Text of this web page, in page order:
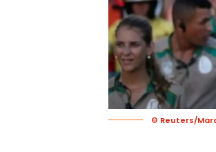
© Reuters/